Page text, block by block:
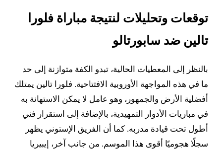
توقعات وتحليلات لنتيجة مباراة فلورا
تالين ضد سابورتالو
بالنظر إلى المعطيات الحالية، تبدو الكفة متوازنة إلى حد
ما في هذه المواجهة الأوروبية الافتتاحية. فلورا تالين يمتلك
أفضلية الأرض والجمهور، وهو عامل لا يمكن الاستهانة به
في مباريات الأدوار التمهيدية، بالإضافة إلى استقرار فني
أطول تحت قيادة مدربه. كما أن الفريق الإستوني يظهر
سجلًا هجوميًا أقوى هذا الموسم. من جانب آخر، إيبيريا